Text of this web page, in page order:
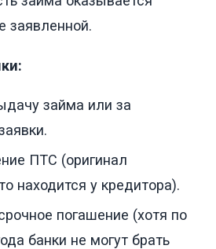
заявленной.
займа или за
ПТС (оригинал
находится у кредитора).
погашение (хотя по
банки не могут брать